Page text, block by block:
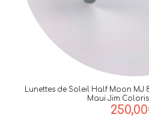
Lunettes de Soleil Half Moon MJ
Maui Jim
250,00